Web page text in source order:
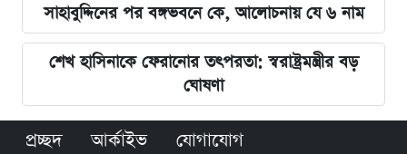
সাহাবুদ্দিনের পর বঙ্গভবনে কে, আলোচনায় যে ৬ নাম
শেখ হাসিনাকে ফেরানোর তৎপরতা: স্বরাষ্ট্রমন্ত্রীর বড়
ঘোষণা
প্রচ্ছদ আর্কাইভ যোগাযোগ